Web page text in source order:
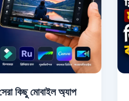
কিছু মোবাইল অ্যাপ